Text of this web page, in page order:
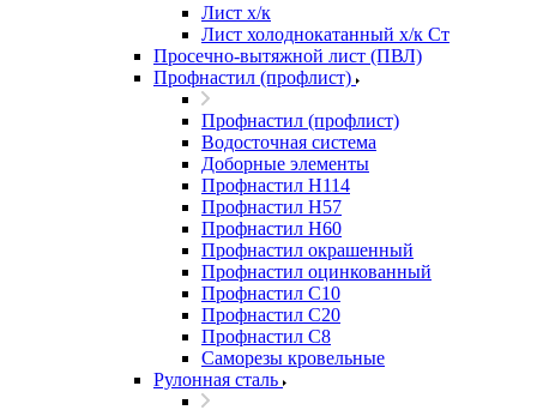
Лист х/к
Лист холоднокатанный х/к Ст
Просечно-вытяжной лист (ПВЛ)
Профнастил (профлист)
Профнастил (профлист)
Водосточная система
Доборные элементы
Профнастил Н114
Профнастил Н57
Профнастил Н60
Профнастил окрашенный
Профнастил оцинкованный
Профнастил С10
Профнастил С20
Профнастил С8
Саморезы кровельные
Рулонная сталь